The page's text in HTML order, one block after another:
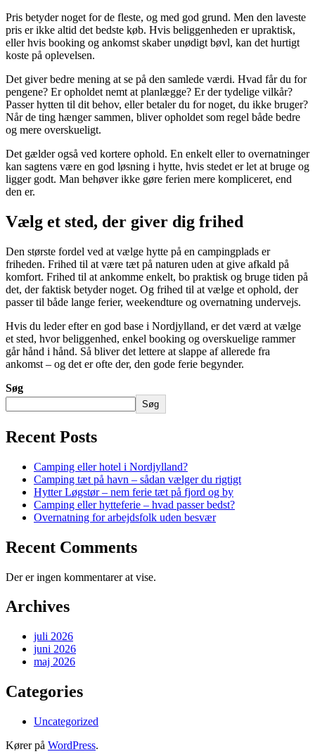
Pris betyder noget for de fleste, og med god grund. Men den laveste
pris er ikke altid det bedste køb. Hvis beliggenheden er upraktisk,
eller hvis booking og ankomst skaber unødigt bøvl, kan det hurtigt
koste på oplevelsen.
Det giver bedre mening at se på den samlede værdi. Hvad får du for
pengene? Er opholdet nemt at planlægge? Er der tydelige vilkår?
Passer hytten til dit behov, eller betaler du for noget, du ikke bruger?
Når de ting hænger sammen, bliver opholdet som regel både bedre
og mere overskueligt.
Det gælder også ved kortere ophold. En enkelt eller to overnatninger
kan sagtens være en god løsning i hytte, hvis stedet er let at bruge og
ligger godt. Man behøver ikke gøre ferien mere kompliceret, end
den er.
Vælg et sted, der giver dig frihed
Den største fordel ved at vælge hytte på en campingplads er
friheden. Frihed til at være tæt på naturen uden at give afkald på
komfort. Frihed til at ankomme enkelt, bo praktisk og bruge tiden på
det, der faktisk betyder noget. Og frihed til at vælge et ophold, der
passer til både lange ferier, weekendture og overnatning undervejs.
Hvis du leder efter en god base i Nordjylland, er det værd at vælge
et sted, hvor beliggenhed, enkel booking og overskuelige rammer
går hånd i hånd. Så bliver det lettere at slappe af allerede fra
ankomst – og det er ofte der, den gode ferie begynder.
Søg
Søg
Recent Posts
Camping eller hotel i Nordjylland?
Camping tæt på havn – sådan vælger du rigtigt
Hytter Løgstør – nem ferie tæt på fjord og by
Camping eller hytteferie – hvad passer bedst?
Overnatning for arbejdsfolk uden besvær
Recent Comments
Der er ingen kommentarer at vise.
Archives
juli 2026
juni 2026
maj 2026
Categories
Uncategorized
Kører på WordPress.